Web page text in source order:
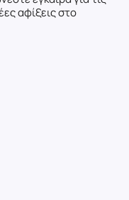
αφίξεις στο